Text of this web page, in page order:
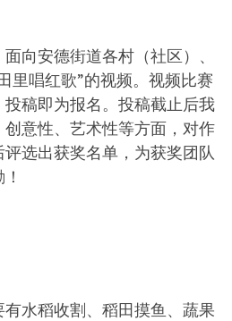
向安德街道各村（社区）、
里唱红歌”的视频。视频比赛
稿即为报名。投稿截止后我
意性、艺术性等方面，对作
选出获奖名单，为获奖团队
水稻收割、稻田摸鱼、蔬果